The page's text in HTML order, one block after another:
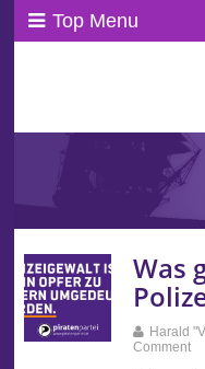
Top Menu
Was
Harald
Comment